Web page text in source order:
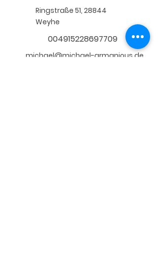
Ringstraße 51, 28844
Weyhe
004915228697709
michael@michael-armanious.de